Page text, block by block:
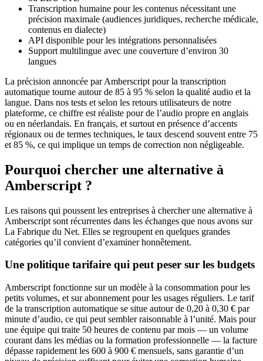
Transcription humaine pour les contenus nécessitant une
précision maximale (audiences juridiques, recherche médicale,
contenus en dialecte)
API disponible pour les intégrations personnalisées
Support multilingue avec une couverture d’environ 30
langues
La précision annoncée par Amberscript pour la transcription
automatique tourne autour de 85 à 95 % selon la qualité audio et la
langue. Dans nos tests et selon les retours utilisateurs de notre
plateforme, ce chiffre est réaliste pour de l’audio propre en anglais
ou en néerlandais. En français, et surtout en présence d’accents
régionaux ou de termes techniques, le taux descend souvent entre 75
et 85 %, ce qui implique un temps de correction non négligeable.
Pourquoi chercher une alternative à
Amberscript ?
Les raisons qui poussent les entreprises à chercher une alternative à
Amberscript sont récurrentes dans les échanges que nous avons sur
La Fabrique du Net. Elles se regroupent en quelques grandes
catégories qu’il convient d’examiner honnêtement.
Une politique tarifaire qui peut peser sur les budgets
Amberscript fonctionne sur un modèle à la consommation pour les
petits volumes, et sur abonnement pour les usages réguliers. Le tarif
de la transcription automatique se situe autour de 0,20 à 0,30 € par
minute d’audio, ce qui peut sembler raisonnable à l’unité. Mais pour
une équipe qui traite 50 heures de contenu par mois — un volume
courant dans les médias ou la formation professionnelle — la facture
dépasse rapidement les 600 à 900 € mensuels, sans garantie d’un